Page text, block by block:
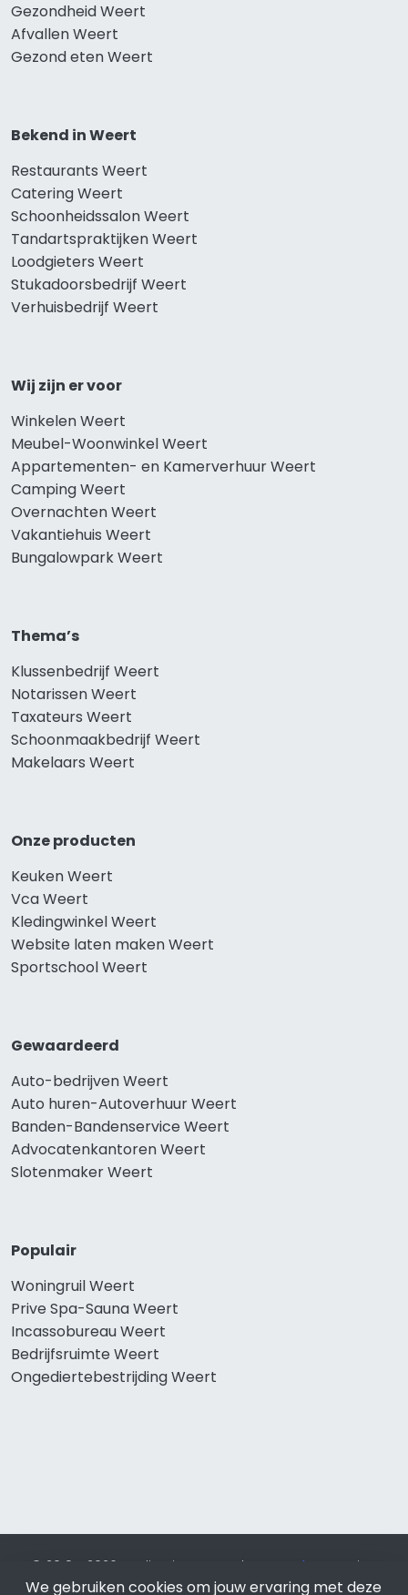
Gezondheid Weert
Afvallen Weert
Gezond eten Weert
Bekend in Weert
Restaurants Weert
Catering Weert
Schoonheidssalon Weert
Tandartspraktijken Weert
Loodgieters Weert
Stukadoorsbedrijf Weert
Verhuisbedrijf Weert
Wij zijn er voor
Winkelen Weert
Meubel-Woonwinkel Weert
Appartementen- en Kamerverhuur Weert
Camping Weert
Overnachten Weert
Vakantiehuis Weert
Bungalowpark Weert
Thema’s
Klussenbedrijf Weert
Notarissen Weert
Taxateurs Weert
Schoonmaakbedrijf Weert
Makelaars Weert
Onze producten
Keuken Weert
Vca Weert
Kledingwinkel Weert
Website laten maken Weert
Sportschool Weert
Gewaardeerd
Auto-bedrijven Weert
Auto huren-Autoverhuur Weert
Banden-Bandenservice Weert
Advocatenkantoren Weert
Slotenmaker Weert
Populair
Woningruil Weert
Prive Spa-Sauna Weert
Incassobureau Weert
Bedrijfsruimte Weert
Ongediertebestrijding Weert
© 2019 - 2026 Realisatie en SEO door SEO-bureau
Lion
Internet. Betaal alleen voor bewezen resultaten?SEO
We gebruiken cookies om jouw ervaring met deze